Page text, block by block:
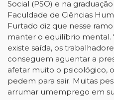
Social (PSO) e na
Faculdade de Ciências
Furtado diz que nesse
manter o equilíbrio mental.
existe saída, os
conseguem aguentar a
afetar muito o psicológico,
pedem para sair. Muitas
arrumar umemprego em